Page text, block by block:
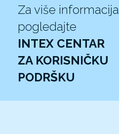
Za više informacija
pogledajte
INTEX CENTAR
ZA KORISNIČKU
PODRŠKU